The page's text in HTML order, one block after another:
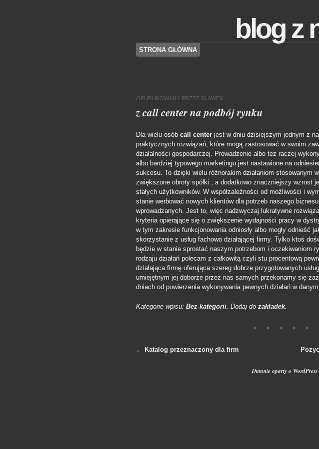
blog z
SKOCZ DO TREŚCI
STRONA GŁÓWNA
OPUBLIKOWANY PRZEZ SLAWEK
z call center na podbój rynku
Dla wielu osób call center jest w dniu dzisiejszym jednym z
praktycznych rozwiązań, które mogą zastosować w swoim
działalności gospodarczej. Prowadzenie albo tez raczej
albo bardziej typowego marketingu jest nastawione na
sukcesu. To dzięki wielu różnorakim działaniom stosowanym
zwiększone obroty spółki , a dodatkowo znaczniejszy wzrost
stałych użytkowników. W współzależności od możliwości i
stanie werbować nowych klientów dla potrzeb naszego
wprowadzanych. Jest to, więc nadzwyczaj lukratywne
kryteria opierające się o zwiększenie wydajności pracy w
w tym zakresie funkcjonowania odniosły albo mogły odnieść
skorzystanie z usług fachowo działającej firmy. Tylko ktoś
będzie w stanie sprostać naszym potrzebom i oczekiwaniom
rodzaju działań polecam z całkowitą czyli stu procentową
działająca firmę oferująca szereg dobrze przygotowanych
umiejętnym jej doborze przez nas samych przekonamy się
dniach od powierzenia wykonywania pewnych działań w
Kategorie wpisu: Bez kategorii . Dodaj do zakładek.
Nawigacja po wpisach
← Katalog przeznaczony dla firm
Dumnie oparty o WordPress